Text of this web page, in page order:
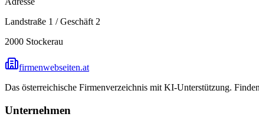
Landstraße 1 / Geschäft 2
2000 Stockerau
firmenwebseiten.at
Das österreichische Firmenverzeichnis mit KI-Unterstützung.
Unternehmen